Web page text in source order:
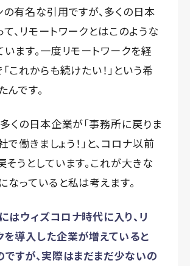
の有名な引用ですが、多くの日本
、リモートワークとはこのような
います。一度リモートワークを経
これからも続けたい！」という希
です。
多くの日本企業が「事務所に戻りま
社で働きましょう！」と、コロナ以前
うとしています。これが大きな
なっていると私は考えます。
ウィズコロナ時代に入り、リ
を導入した企業が増えていると
ですが、実際はまだまだ少ないの